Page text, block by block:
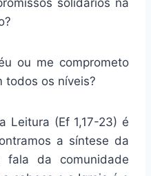
solidários na
ou me comprometo
todos os níveis?
Leitura (Ef 1,17-23) é
a síntese da
fala da comunidade